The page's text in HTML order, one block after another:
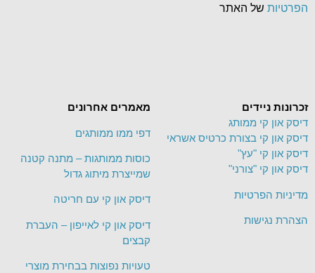
מאמרים אחרונים
דפי ממו ממותגים
כוסות ממותגות – מתנה קטנה
שמייצרת מיתוג גדול
דיסק און קי עם חריטה
דיסק און קי לאייפון – העברת
קבצים
טעויות נפוצות בבחירת מוצרי
זכרונות ניידים
דיסק און קי ממותג
דיסק און קי בצורת כרטיס אשראי
דיסק און קי "עץ"
דיסק און קי "צורני"
מדיניות הפרטיות
הצהרת נגישות
הפרטיות של האתר